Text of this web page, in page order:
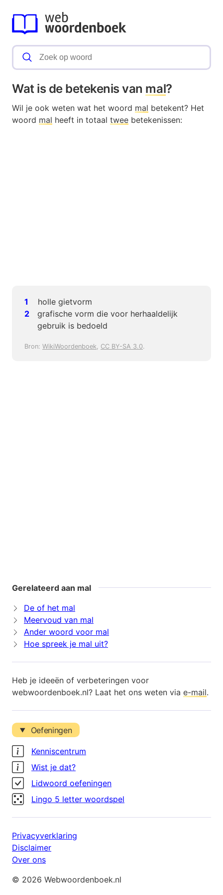
Wat is de betekenis van mal?
Wil je ook weten wat het woord mal betekent? Het
woord mal heeft in totaal twee betekenissen:
holle gietvorm
grafische vorm die voor herhaaldelijk
gebruik is bedoeld
Bron: WikiWoordenboek, CC BY-SA 3.0.
Gerelateerd aan mal
De of het mal
Meervoud van mal
Ander woord voor mal
Hoe spreek je mal uit?
Heb je ideeën of verbeteringen voor
webwoordenboek.nl? Laat het ons weten via e-mail.
Oefeningen
Kenniscentrum
Wist je dat?
Lidwoord oefeningen
Lingo 5 letter woordspel
Privacyverklaring
Disclaimer
Over ons
© 2026 Webwoordenboek.nl